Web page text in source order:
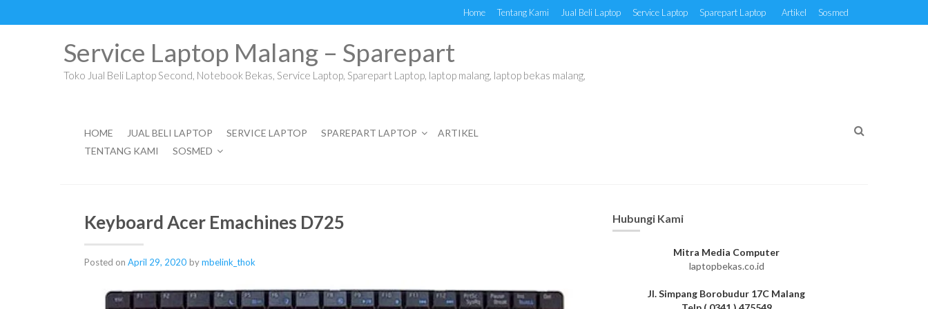
Home Tentang Kami Jual Beli Laptop Service Laptop Sparepart Laptop Artikel Sosmed
Service Laptop Malang – Sparepart
Toko Jual Beli Laptop Second, Notebook Bekas, Service Laptop, Sparepart Laptop, laptop malang, laptop bekas malang,
HOME JUAL BELI LAPTOP SERVICE LAPTOP SPAREPART LAPTOP
ARTIKEL
TENTANG KAMI
SOSMED
Keyboard Acer Emachines D725
Posted on April 29, 2020 bymbelink_thok
Hubungi Kami
Mitra Media Computer
laptopbekas.co.id
Jl. Simpang Borobudur 17C Malang